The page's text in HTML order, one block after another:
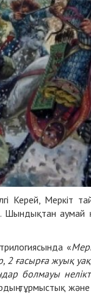
Керей, Меркіт
аумай
трилогиясында «
ғасырға жуық
болмауы
тұрмыстық